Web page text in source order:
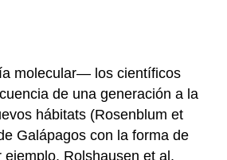
molecular— los científicos
de una generación a la
hábitats (Rosenblum et
Galápagos con la forma de
ejemplo, Rolshausen et al.